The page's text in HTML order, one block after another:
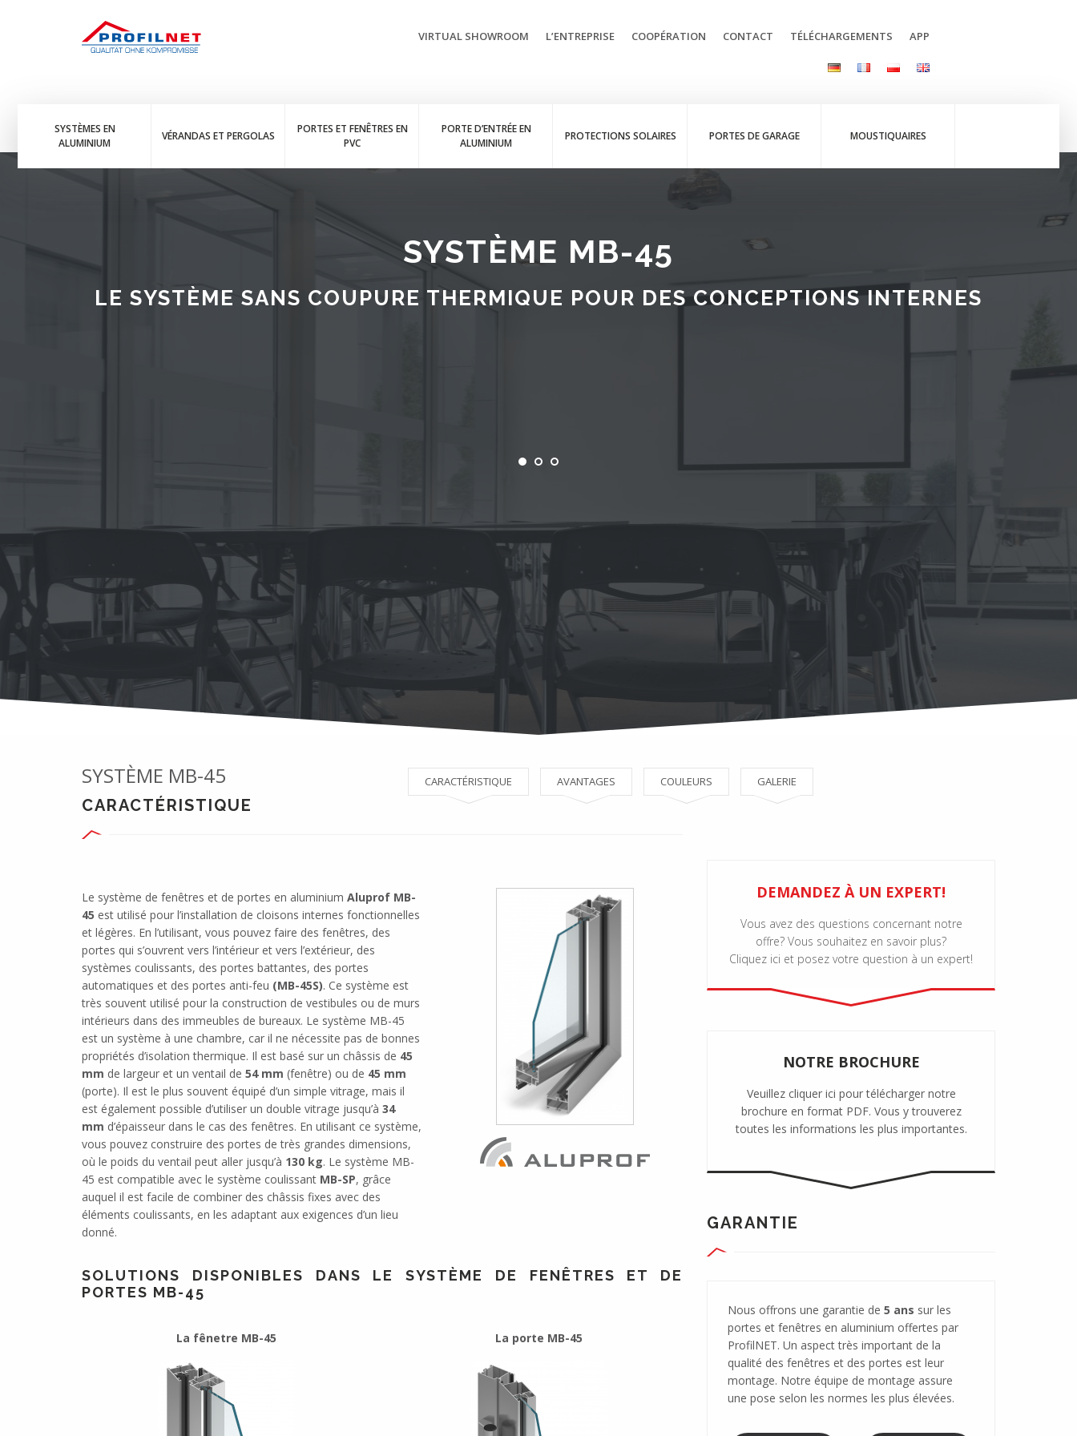
VIRTUAL SHOWROOM L’ENTREPRISE COOPÉRATION CONTACT TÉLÉCHARGEMENTS APP
SYSTÈMES EN
ALUMINIUM
VÉRANDAS ET PERGOLAS
PORTES ET FENÊTRES EN
PVC
PORTE D’ENTRÉE EN
ALUMINIUM
PROTECTIONS SOLAIRES PORTES DE GARAGE MOUSTIQUAIRES
SYSTÈME MB-45
LE SYSTÈME SANS COUPURE THERMIQUE POUR DES CONCEPTIONS INTERNES
SYSTÈME MB-45 CARACTÉRISTIQUE AVANTAGES COULEURS GALERIE
CARACTÉRISTIQUE
Le système de fenêtres et de portes en aluminium Aluprof MB-
45 est utilisé pour l’installation de cloisons internes fonctionnelles
et légères. En l’utilisant, vous pouvez faire des fenêtres, des
portes qui s’ouvrent vers l’intérieur et vers l’extérieur, des
systèmes coulissants, des portes battantes, des portes
automatiques et des portes anti-feu (MB-45S). Ce système est
très souvent utilisé pour la construction de vestibules ou de murs
intérieurs dans des immeubles de bureaux. Le système MB-45
est un système à une chambre, car il ne nécessite pas de bonnes
propriétés d’isolation thermique. Il est basé sur un châssis de 45
mm de largeur et un ventail de 54 mm (fenêtre) ou de 45 mm
(porte). Il est le plus souvent équipé d’un simple vitrage, mais il
est également possible d’utiliser un double vitrage jusqu’à 34
mm d’épaisseur dans le cas des fenêtres. En utilisant ce système,
vous pouvez construire des portes de très grandes dimensions,
où le poids du ventail peut aller jusqu’à 130 kg. Le système MB-
45 est compatible avec le système coulissant MB-SP, grâce
auquel il est facile de combiner des châssis fixes avec des
éléments coulissants, en les adaptant aux exigences d’un lieu
donné.
SOLUTIONS DISPONIBLES DANS LE SYSTÈME DE FENÊTRES ET DE
PORTES MB-45
La fênetre MB-45 La porte MB-45
DEMANDEZ À UN EXPERT!
Vous avez des questions concernant notre
offre? Vous souhaitez en savoir plus?
Cliquez ici et posez votre question à un expert!
NOTRE BROCHURE
Veuillez cliquer ici pour télécharger notre
brochure en format PDF. Vous y trouverez
toutes les informations les plus importantes.
GARANTIE
Nous offrons une garantie de 5 ans sur les
portes et fenêtres en aluminium offertes par
ProfilNET. Un aspect très important de la
qualité des fenêtres et des portes est leur
montage. Notre équipe de montage assure
une pose selon les normes les plus élevées.